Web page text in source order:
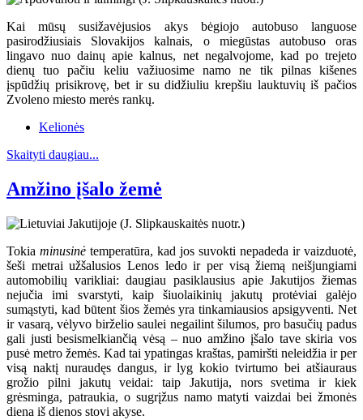
Kai mūsų susižavėjusios akys bėgiojo autobuso languose
pasirodžiusiais Slovakijos kalnais, o miegūstas autobuso oras
lingavo nuo dainų apie kalnus, net negalvojome, kad po trejeto
dienų tuo pačiu keliu važiuosime namo ne tik pilnas kišenes
įspūdžių prisikrovę, bet ir su didžiuliu krepšiu lauktuvių iš pačios
Zvoleno miesto merės rankų.
Kelionės
Skaityti daugiau...
Amžino įšalo žemė
Tokia minusinė temperatūra, kad jos suvokti nepadeda ir vaizduotė,
šeši metrai užšalusios Lenos ledo ir per visą žiemą neišjungiami
automobilių varikliai: daugiau pasiklausius apie Jakutijos žiemas
nejučia imi svarstyti, kaip šiuolaikinių jakutų protėviai galėjo
sumąstyti, kad būtent šios žemės yra tinkamiausios apsigyventi. Net
ir vasarą, vėlyvo birželio saulei negailint šilumos, pro basučių padus
gali justi besismelkiančią vėsą – nuo amžino įšalo tave skiria vos
pusė metro žemės. Kad tai ypatingas kraštas, pamiršti neleidžia ir per
visą naktį nuraudęs dangus, ir lyg kokio tvirtumo bei atšiauraus
grožio pilni jakutų veidai: taip Jakutija, nors svetima ir kiek
grėsminga, patraukia, o sugrįžus namo matyti vaizdai bei žmonės
diena iš dienos stovi akyse.